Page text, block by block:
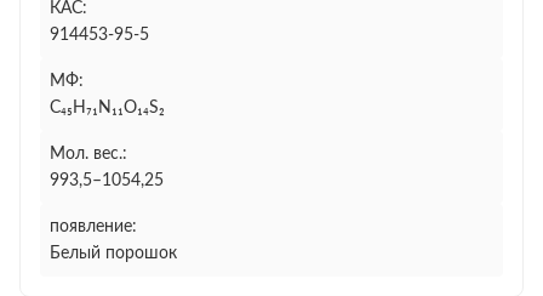
КАС:
914453-95-5
МФ:
C₄₅H₇₁N₁₁O₁₄S₂
Мол. вес.:
993,5–1054,25
появление:
Белый порошок